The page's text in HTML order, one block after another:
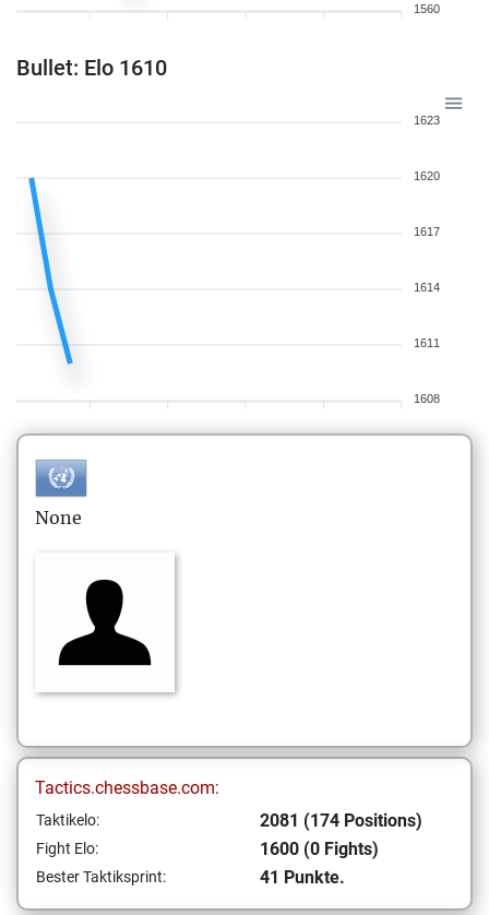
1560
Bullet: Elo 1610
1623
1620
1617
1614
1611
1608
None
Tactics.chessbase.com:
Taktikelo: 2081 (174 Positions)
Fight Elo: 1600 (0 Fights)
Bester Taktiksprint: 41 Punkte.